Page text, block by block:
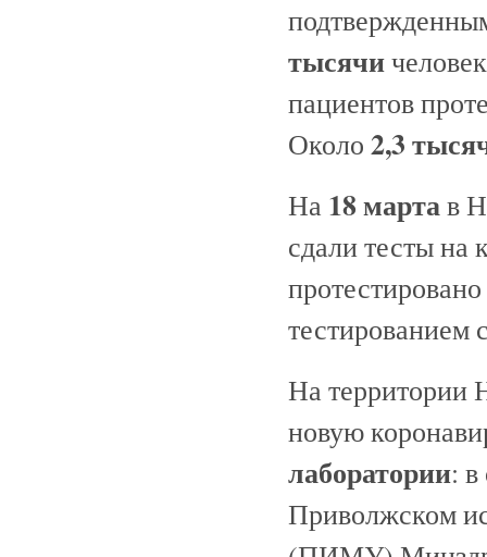
тысячи
пациентов
Около 2,3
На 18 мартав
сдали тесты на
протестировано
тестированием
На территории
новую
лаборатории:
Приволжском